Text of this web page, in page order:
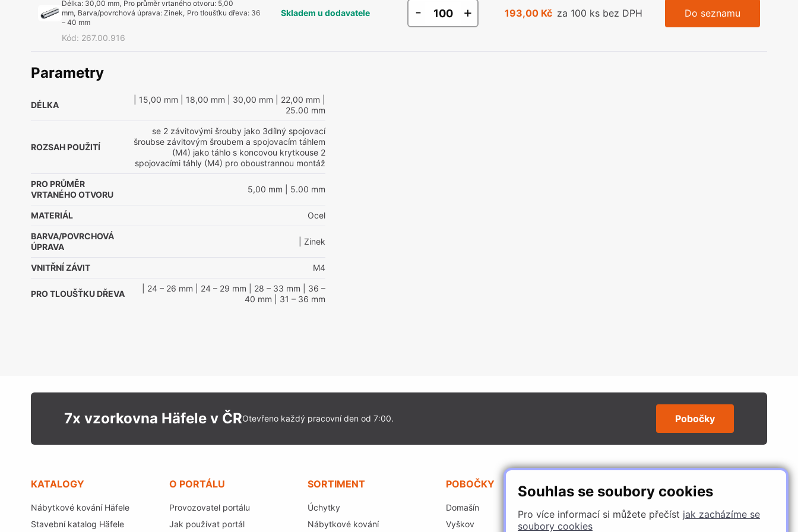
Souhlas se soubory cookies
Pro více informací si můžete přečíst jak zacházíme se
soubory cookies
Délka: 30,00 mm, Pro průměr vrtaného otvoru: 5,00
mm, Barva/povrchová úprava:Zinek, Pro tloušťku dřeva: 36
– 40 mm
Kód: 267.00.916
Skladem u dodavatele - + 193,00 Kč za 100 ks bez DPH Do seznamu
Parametry
DÉLKA
| 15,00 mm | 18,00 mm | 30,00 mm | 22,00 mm
25.00 mm
ROZSAH POUŽITÍ
se 2 závitovými šrouby jako 3dílný spojovací
šroubse závitovým šroubem a spojovacím táhlem
(M4) jako táhlo s koncovou krytkouse 2
spojovacími táhly (M4) pro oboustrannou montáž
PRO PRŮMĚR
VRTANÉHO OTVORU
5,00 mm | 5.00 mm
MATERIÁL Ocel
BARVA/POVRCHOVÁ
ÚPRAVA
| Zinek
VNITŘNÍ ZÁVIT M4
PRO TLOUŠŤKU DŘEVA
| 24 – 26 mm | 24 – 29 mm | 28 – 33 mm | 36 –
40 mm | 31 – 36 mm
7x vzorkovna Häfele v ČROtevřeno každý pracovní den od 7:00. Pobočky
KATALOGY
Nábytkové kování Häfele
Stavební katalog Häfele
O PORTÁLU
Provozovatel portálu
Jak používat portál
SORTIMENT
Úchytky
Nábytkové kování
POBOČKY
Domašín
Vyškov
SLEDUJTE NÁS